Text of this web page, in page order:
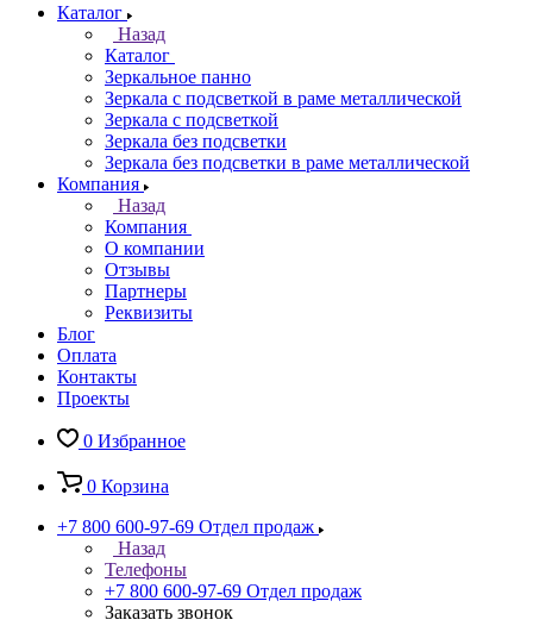
Каталог
Назад
Каталог
Зеркальное панно
Зеркала с подсветкой в раме металлической
Зеркала с подсветкой
Зеркала без подсветки
Зеркала без подсветки в раме металлической
Компания
Назад
Компания
О компании
Отзывы
Партнеры
Реквизиты
Блог
Оплата
Контакты
Проекты
0 Избранное
0 Корзина
+7 800 600-97-69 Отдел продаж
Назад
Телефоны
+7 800 600-97-69 Отдел продаж
Заказать звонок